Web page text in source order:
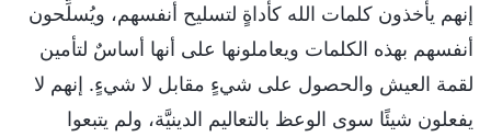
إنهم يأخذون كلمات الله كأداةٍ لتسليح أنفسهم، ويُسلِّحون
أنفسهم بهذه الكلمات ويعاملونها على أنها أساسٌ لتأمين
لقمة العيش والحصول على شيءٍ مقابل لا شيءٍ. إنهم لا
يفعلون شيئًا سوى الوعظ بالتعاليم الدينيَّة، ولم يتبعوا